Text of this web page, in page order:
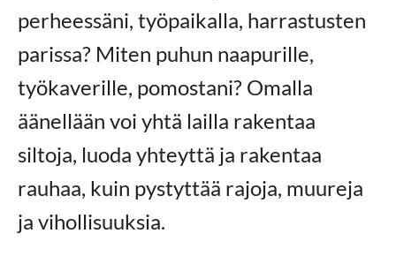
perheessäni, työpaikalla, harrastusten
parissa? Miten puhun naapurille,
työkaverille, pomostani? Omalla
äänellään voi yhtä lailla rakentaa
siltoja, luoda yhteyttä ja rakentaa
rauhaa, kuin pystyttää rajoja, muureja
ja vihollisuuksia.